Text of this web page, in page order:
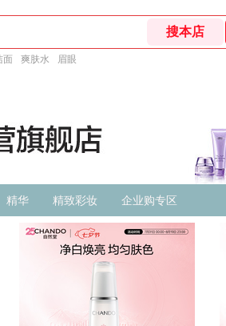
面 爽肤水 眉眼
精华 精致彩妆 企业购专区